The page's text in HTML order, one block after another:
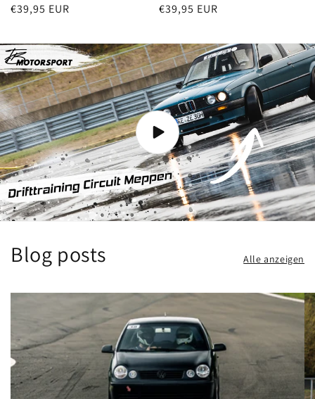
Normaler
€39,95 EUR
Normaler
€39,95 EUR
Blog posts Alle anzeigen